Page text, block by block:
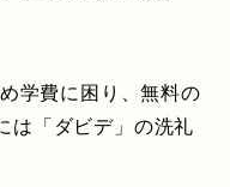
学費に困り、無料の
は「ダビデ」の洗礼